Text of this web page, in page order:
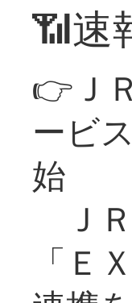
📶速
👉Ｊ
ービ
始
Ｊ
「Ｅ